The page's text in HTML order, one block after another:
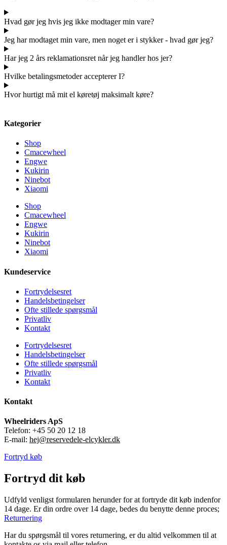
Hvad gør jeg hvis jeg ikke modtager min vare?
Jeg har modtaget min vare, men noget er i stykker - hvad gør jeg?
Har jeg 2 års reklamationsret når jeg handler hos jer?
Hvilke betalingsmetoder accepterer I?
Hvor hurtigt må mit el køretøj maksimalt køre?
Kategorier
Shop
Cmacewheel
Engwe
Kukirin
Ninebot
Xiaomi
Shop
Cmacewheel
Engwe
Kukirin
Ninebot
Xiaomi
Kundeservice
Fortrydelsesret
Handelsbetingelser
Ofte stillede spørgsmål
Privatliv
Kontakt
Fortrydelsesret
Handelsbetingelser
Ofte stillede spørgsmål
Privatliv
Kontakt
Kontakt
Wheelriders ApS
Telefon: +45 50 20 12 18
E-mail: hej@reservedele-elcykler.dk
Fortryd køb
Fortryd dit køb
Udfyld venligst formularen herunder for at fortryde dit køb indenfor
14 dage. Er din ordre over 14 dage, bedes du benytte denne proces;
Returnering
Har du spørgsmål til vores returnering, er du altid velkommen til at